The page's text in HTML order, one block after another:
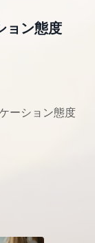
ョン態度
ーション態度